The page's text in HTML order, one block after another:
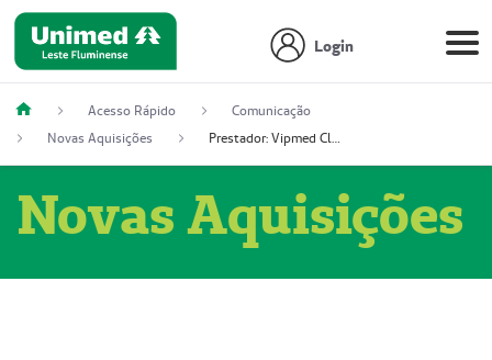
Login
Acesso Rápido
Comunicação
Novas Aquisições
Prestador: Vipmed Clínica Geral Ltda, 51004349-0 (Nome Fantasia: Policlínica Master)
Novas Aquisições